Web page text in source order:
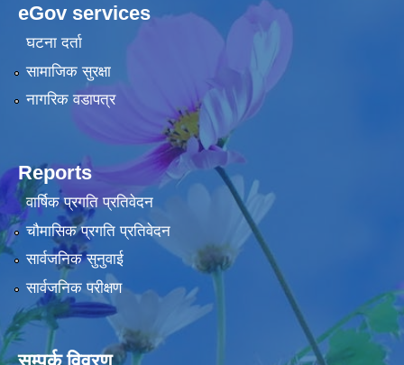
eGov services
घटना दर्ता
सामाजिक सुरक्षा
नागरिक वडापत्र
Reports
वार्षिक प्रगति प्रतिवेदन
चौमासिक प्रगति प्रतिवेदन
सार्वजनिक सुनुवाई
सार्वजनिक परीक्षण